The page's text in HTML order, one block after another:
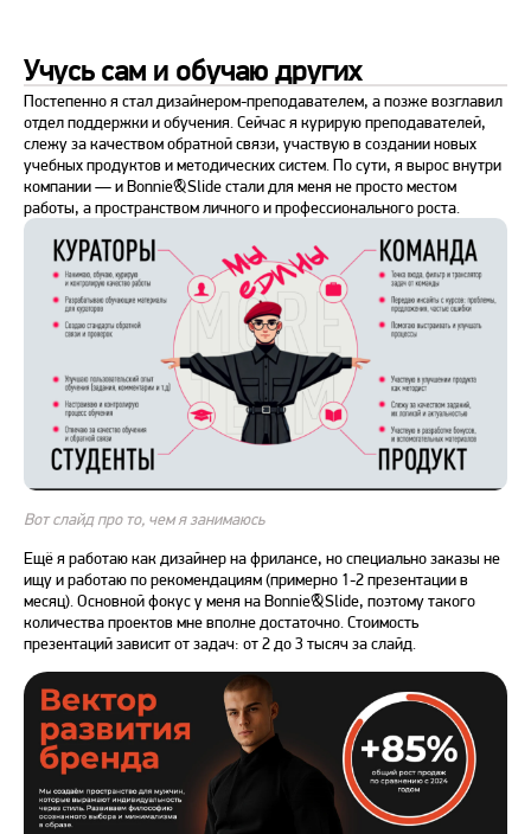
Учусь сам и обучаю других
Постепенно я стал дизайнером-преподавателем, а позже возглавил
отдел поддержки и обучения. Сейчас я курирую преподавателей,
слежу за качеством обратной связи, участвую в создании новых
учебных продуктов и методических систем. По сути, я вырос внутри
компании — и Bonnie&Slide стали для меня не просто местом
работы, а пространством личного и профессионального роста.
Вот слайд про то, чем я занимаюсь
Ещё я работаю как дизайнер на фрилансе, но специально заказы не
ищу и работаю по рекомендациям (примерно 1-2 презентации в
месяц). Основной фокус у меня на Bonnie&Slide, поэтому такого
количества проектов мне вполне достаточно. Стоимость
презентаций зависит от задач: от 2 до 3 тысяч за слайд.